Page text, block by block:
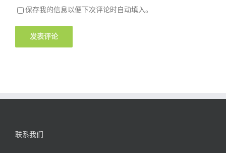
保存我的信息以便下次评论时自动填入。
联系我们